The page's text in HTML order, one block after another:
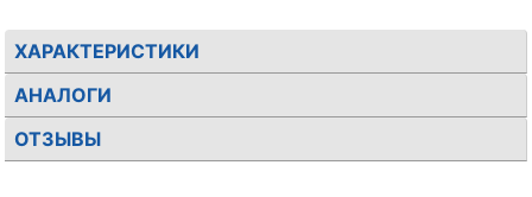
ХАРАКТЕРИСТИКИ
АНАЛОГИ
ОТЗЫВЫ